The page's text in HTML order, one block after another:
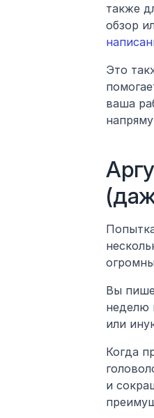
также
Это
ваша
Вы
неделю
или
Когда
и